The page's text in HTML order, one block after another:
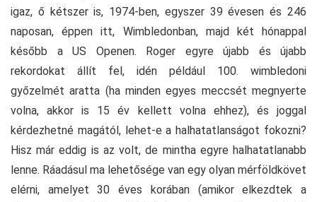
igaz, ő kétszer is, 1974-ben, egyszer 39 évesen és 246
naposan, éppen itt, Wimbledonban, majd két hónappal
később a US Openen. Roger egyre újabb és újabb
rekordokat állít fel, idén például 100. wimbledoni
győzelmét aratta (ha minden egyes meccsét megnyerte
volna, akkor is 15 év kellett volna ehhez), és joggal
kérdezhetné magától, lehet-e a halhatatlanságot fokozni?
Hisz már eddig is az volt, de mintha egyre halhatatlanabb
lenne. Ráadásul ma lehetősége van egy olyan mérföldkövet
elérni, amelyet 30 éves korában (amikor elkezdtek a